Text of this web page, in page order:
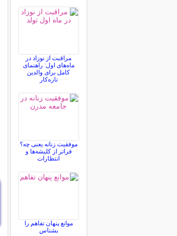
مراقبت از نوزاد در
ماه‌های اول: راهنمای
کامل برای والدین
تازه‌کار
موفقیت زنانه یعنی چه؟
فراتر از کلیشه‌ها و
انتظارات
موانع پنهان تفاهم را
بشناس